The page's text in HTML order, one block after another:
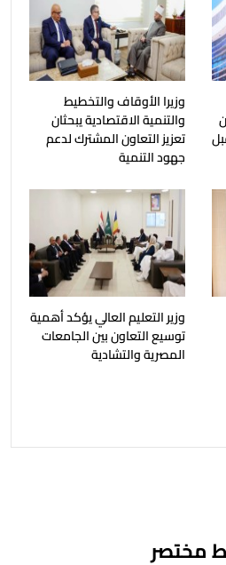
وزيرا الأوقاف والتخطيط
والتنمية الاقتصادية يبحثان
تعزيز التعاون المشترك لدعم
جهود التنمية
وزير التعليم العالي يؤكد أهمية
توسيع التعاون بين الجامعات
المصرية والتشادية
مختصر